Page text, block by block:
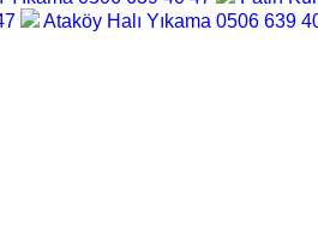
Ataköy Halı Yıkama 0506 639